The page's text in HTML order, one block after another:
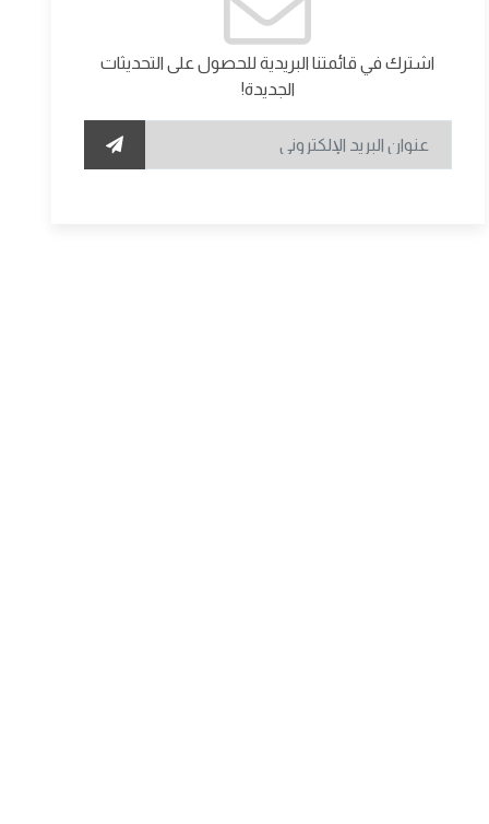
اشترك في قائمتنا البريدية للحصول على التحديثات
الجديدة!